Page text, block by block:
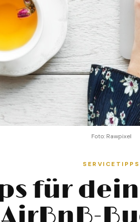
Foto: Rawpixel
SERVICETIPPS
für